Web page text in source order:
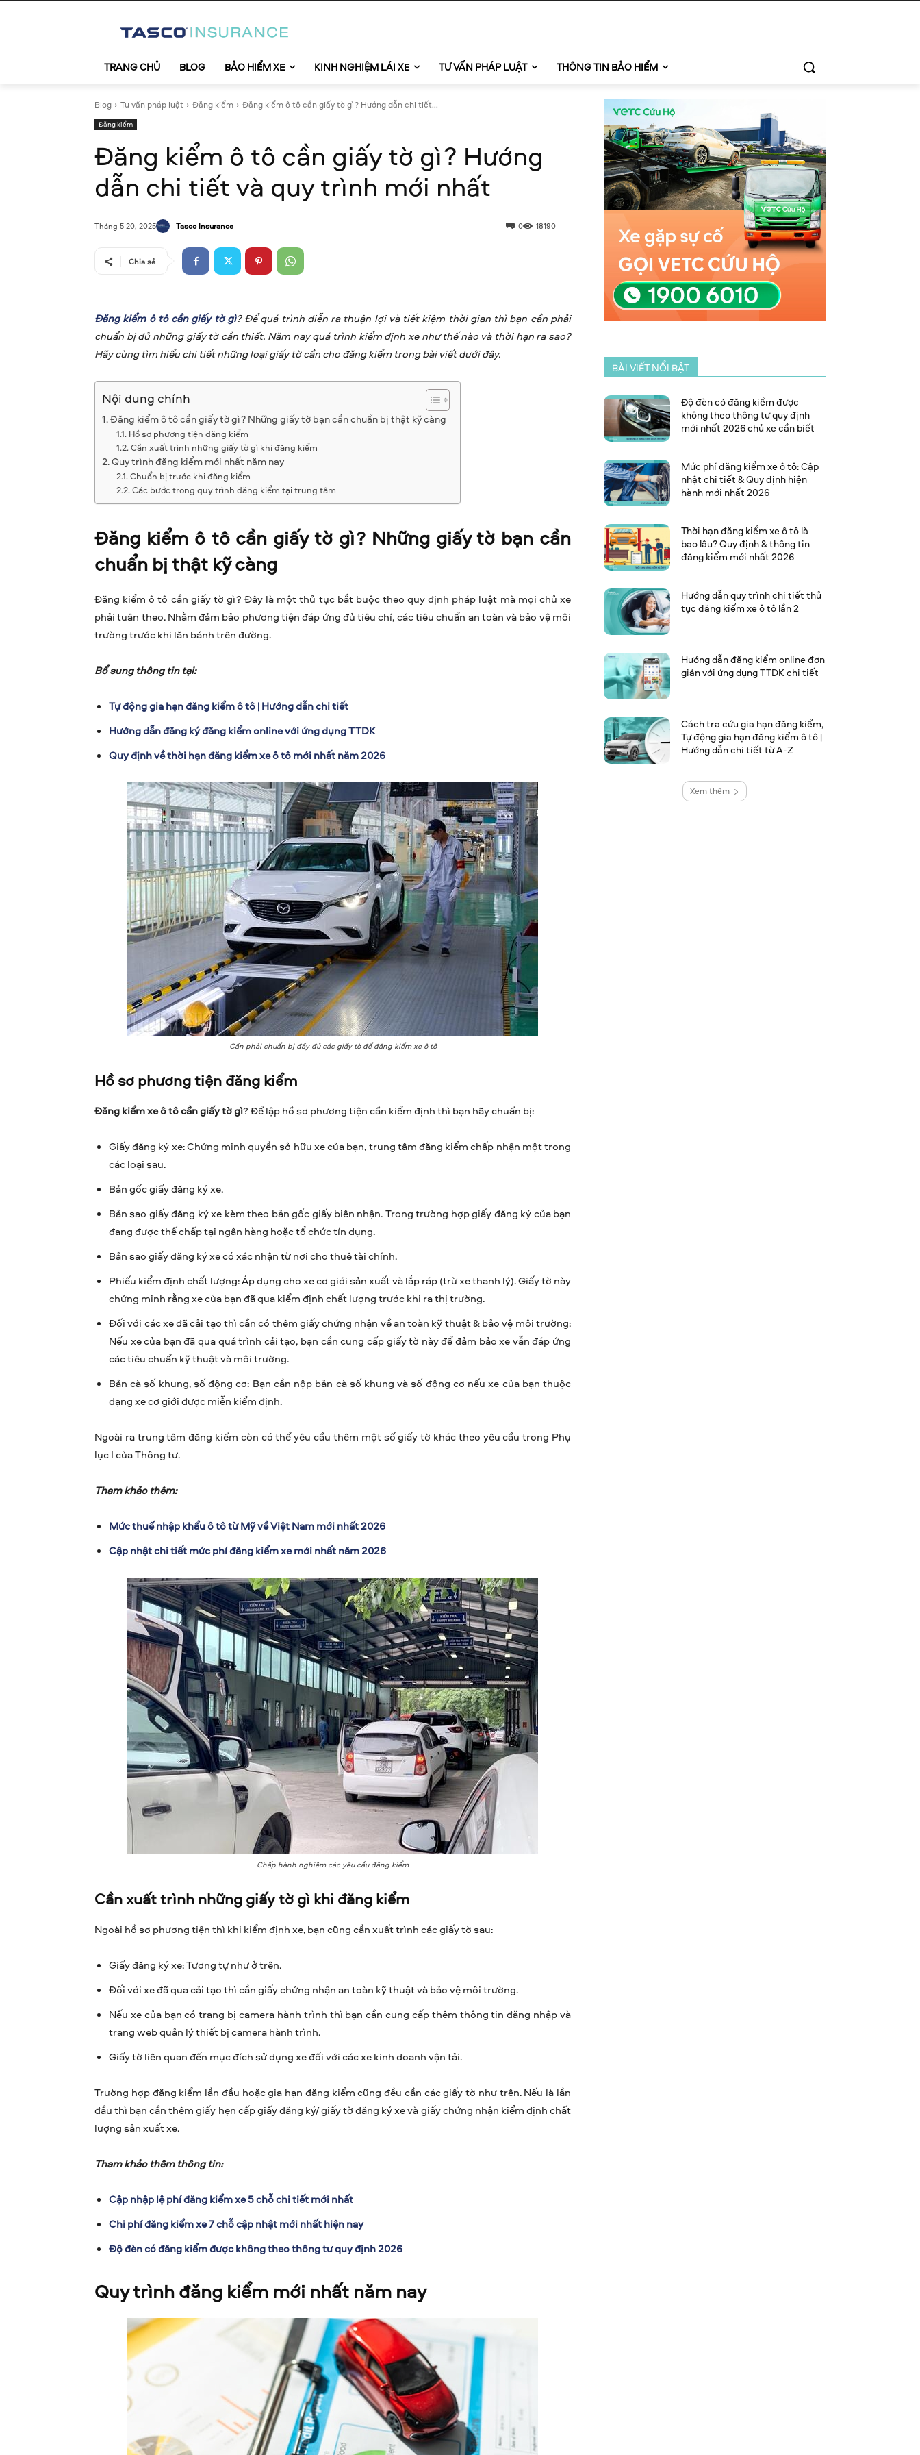
TRANG CHỦ BLOG BẢO HIỂM XE KINH NGHIỆM LÁI XE TƯ VẤN PHÁP LUẬT THÔNG TIN BẢO HIỂM
Blog Tư vấn pháp luật Đăng kiểm Đăng kiểm ô tô cần giấy tờ gì? Hướng dẫn chi tiết...
Đăng kiểm
Đăng kiểm ô tô cần giấy tờ gì? Hướng
dẫn chi tiết và quy trình mới nhất
0 18190
Tháng 5 20, 2025 Tasco Insurance
Chia sẻ
Đăng kiểm ô tô cần giấy tờ gì? Để quá trình diễn ra thuận lợi và tiết kiệm thời gian thì bạn cần phải
chuẩn bị đủ những giấy tờ cần thiết. Năm nay quá trình kiểm định xe như thế nào và thời hạn ra sao?
Hãy cùng tìm hiểu chi tiết những loại giấy tờ cần cho đăng kiểm trong bài viết dưới đây.
Nội dung chính
Đăng kiểm ô tô cần giấy tờ gì? Những giấy tờ bạn cần chuẩn bị thật kỹ càng
Hồ sơ phương tiện đăng kiểm
Cần xuất trình những giấy tờ gì khi đăng kiểm
Quy trình đăng kiểm mới nhất năm nay
Chuẩn bị trước khi đăng kiểm
Các bước trong quy trình đăng kiểm tại trung tâm
Đăng kiểm ô tô cần giấy tờ gì? Những giấy tờ bạn cần
chuẩn bị thật kỹ càng
Đăng kiểm ô tô cần giấy tờ gì? Đây là một thủ tục bắt buộc theo quy định pháp luật mà mọi chủ xe
phải tuân theo. Nhằm đảm bảo phương tiện đáp ứng đủ tiêu chí, các tiêu chuẩn an toàn và bảo vệ môi
trường trước khi lăn bánh trên đường.
Bổ sung thông tin tại:
Tự động gia hạn đăng kiểm ô tô | Hướng dẫn chi tiết
Hướng dẫn đăng ký đăng kiểm online với ứng dụng TTDK
Quy định về thời hạn đăng kiểm xe ô tô mới nhất năm 2026
Cần phải chuẩn bị đầy đủ các giấy tờ để đăng kiểm xe ô tô
Hồ sơ phương tiện đăng kiểm
Đăng kiểm xe ô tô cần giấy tờ gì? Để lập hồ sơ phương tiện cần kiểm định thì bạn hãy chuẩn bị:
Giấy đăng ký xe: Chứng minh quyền sở hữu xe của bạn, trung tâm đăng kiểm chấp nhận một trong
các loại sau.
Bản gốc giấy đăng ký xe.
Bản sao giấy đăng ký xe kèm theo bản gốc giấy biên nhận. Trong trường hợp giấy đăng ký của bạn
đang được thế chấp tại ngân hàng hoặc tổ chức tín dụng.
Bản sao giấy đăng ký xe có xác nhận từ nơi cho thuê tài chính.
Phiếu kiểm định chất lượng: Áp dụng cho xe cơ giới sản xuất và lắp ráp (trừ xe thanh lý). Giấy tờ này
chứng minh rằng xe của bạn đã qua kiểm định chất lượng trước khi ra thị trường.
Đối với các xe đã cải tạo thì cần có thêm giấy chứng nhận về an toàn kỹ thuật & bảo vệ môi trường:
Nếu xe của bạn đã qua quá trình cải tạo, bạn cần cung cấp giấy tờ này để đảm bảo xe vẫn đáp ứng
các tiêu chuẩn kỹ thuật và môi trường.
Bản cà số khung, số động cơ: Bạn cần nộp bản cà số khung và số động cơ nếu xe của bạn thuộc
dạng xe cơ giới được miễn kiểm định.
Ngoài ra trung tâm đăng kiểm còn có thể yêu cầu thêm một số giấy tờ khác theo yêu cầu trong Phụ
lục I của Thông tư.
Tham khảo thêm:
Mức thuế nhập khẩu ô tô từ Mỹ về Việt Nam mới nhất 2026
Cập nhật chi tiết mức phí đăng kiểm xe mới nhất năm 2026
Chấp hành nghiêm các yêu cầu đăng kiểm
Cần xuất trình những giấy tờ gì khi đăng kiểm
Ngoài hồ sơ phương tiện thì khi kiểm định xe, bạn cũng cần xuất trình các giấy tờ sau:
Giấy đăng ký xe: Tương tự như ở trên.
Đối với xe đã qua cải tạo thì cần giấy chứng nhận an toàn kỹ thuật và bảo vệ môi trường.
Nếu xe của bạn có trang bị camera hành trình thì bạn cần cung cấp thêm thông tin đăng nhập và
trang web quản lý thiết bị camera hành trình.
Giấy tờ liên quan đến mục đích sử dụng xe đối với các xe kinh doanh vận tải.
Trường hợp đăng kiểm lần đầu hoặc gia hạn đăng kiểm cũng đều cần các giấy tờ như trên. Nếu là lần
đầu thì bạn cần thêm giấy hẹn cấp giấy đăng ký/ giấy tờ đăng ký xe và giấy chứng nhận kiểm định chất
lượng sản xuất xe.
Tham khảo thêm thông tin:
Cập nhập lệ phí đăng kiểm xe 5 chỗ chi tiết mới nhất
Chi phí đăng kiểm xe 7 chỗ cập nhật mới nhất hiện nay
Độ đèn có đăng kiểm được không theo thông tư quy định 2026
Quy trình đăng kiểm mới nhất năm nay
BÀI VIẾT NỔI BẬT
Độ đèn có đăng kiểm được
không theo thông tư quy định
mới nhất 2026 chủ xe cần biết
Mức phí đăng kiểm xe ô tô: Cập
nhật chi tiết & Quy định hiện
hành mới nhất 2026
Thời hạn đăng kiểm xe ô tô là
bao lâu? Quy định & thông tin
đăng kiểm mới nhất 2026
Hướng dẫn quy trình chi tiết thủ
tục đăng kiểm xe ô tô lần 2
Hướng dẫn đăng kiểm online đơn
giản với ứng dụng TTDK chi tiết
Cách tra cứu gia hạn đăng kiểm,
Tự động gia hạn đăng kiểm ô tô |
Hướng dẫn chi tiết từ A-Z
Xem thêm